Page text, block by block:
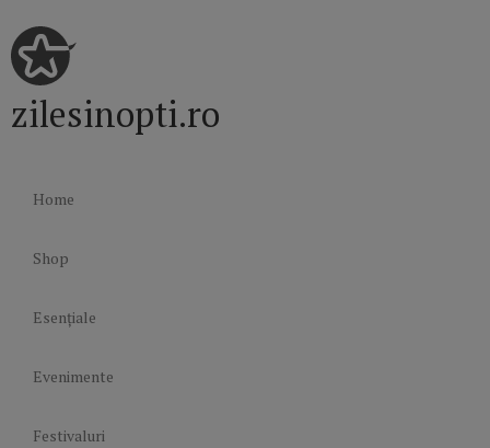
zilesinopti.ro
Home
Shop
Esențiale
Evenimente
Festivaluri